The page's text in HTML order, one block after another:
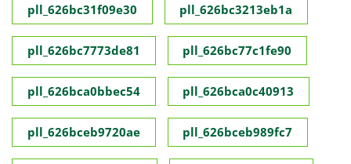
pll_626bc31f09e30 pll_626bc3213eb1a
pll_626bc7773de81 pll_626bc77c1fe90
pll_626bca0bbec54 pll_626bca0c40913
pll_626bceb9720ae pll_626bceb989fc7